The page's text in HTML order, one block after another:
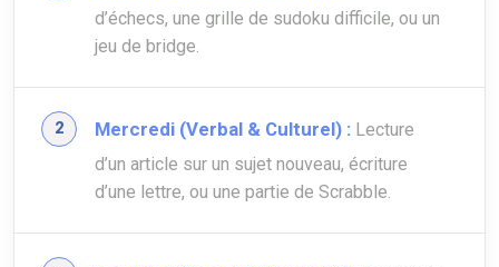
d’échecs, une grille de sudoku difficile, ou un
jeu de bridge.
Mercredi (Verbal & Culturel) : Lecture
d’un article sur un sujet nouveau, écriture
d’une lettre, ou une partie de Scrabble.